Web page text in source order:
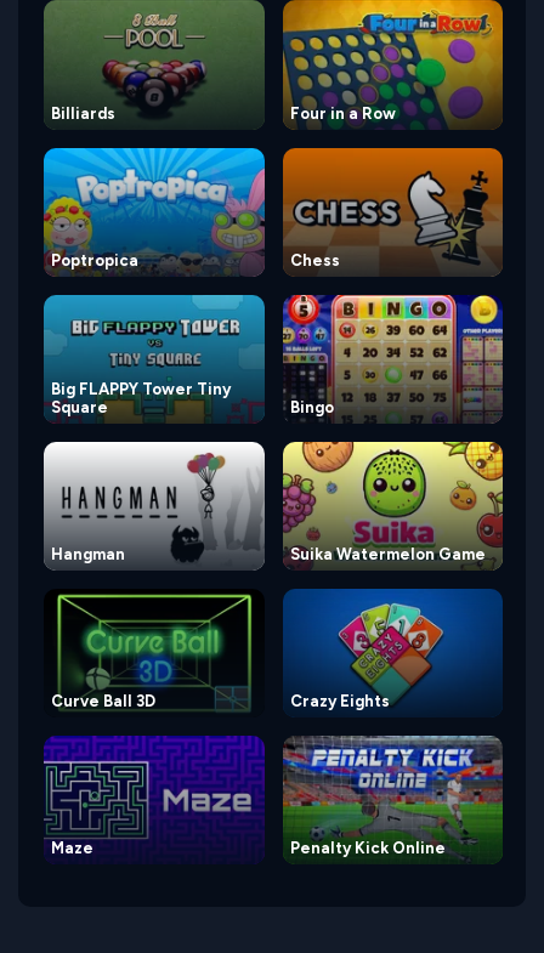
Billiards Four in a Row
Poptropica Chess
Big FLAPPY Tower Tiny
Square
Bingo
Hangman Suika Watermelon Game
Curve Ball 3D Crazy Eights
Maze Penalty Kick Online